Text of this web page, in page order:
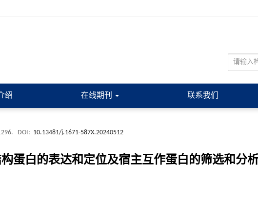
绍 在线期刊 联系我们
DOI: 10.13481/j.1671-587X.20240512
蛋白的表达和定位及宿主互作蛋白的筛选和分